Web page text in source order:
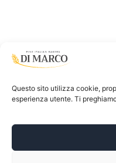
Questo sito utilizza cookie,
esperienza utente. Ti